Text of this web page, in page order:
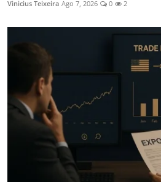
Vinicius Teixeira Ago 7, 2026 0 2